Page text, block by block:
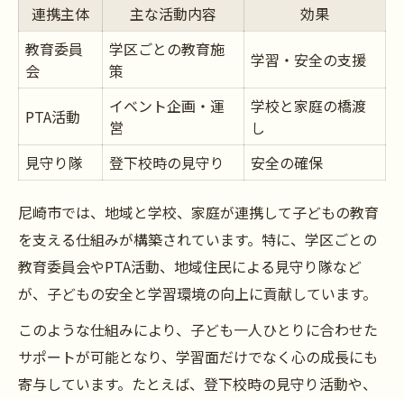
連携主体 主な活動内容
効果
教育委員
会
学区ごとの教育施
策
学習・安全の支援
PTA活動
イベント企画・運
営
学校と家庭の橋渡
し
見守り隊
登下校時の見守り 安全の確保
尼崎市では、地域と学校、家庭が連携して子どもの教育
を支える仕組みが構築されています。特に、学区ごとの
教育委員会やPTA活動、地域住民による見守り隊など
が、子どもの安全と学習環境の向上に貢献しています。
このような仕組みにより、子ども一人ひとりに合わせた
サポートが可能となり、学習面だけでなく心の成長にも
寄与しています。たとえば、登下校時の見守り活動や、